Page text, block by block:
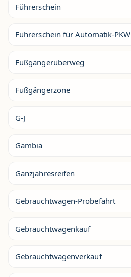
Führerschein
Führerschein für Automatik-PKW
Fußgängerüberweg
Fußgängerzone
G-J
Gambia
Ganzjahresreifen
Gebrauchtwagen-Probefahrt
Gebrauchtwagenkauf
Gebrauchtwagenverkauf